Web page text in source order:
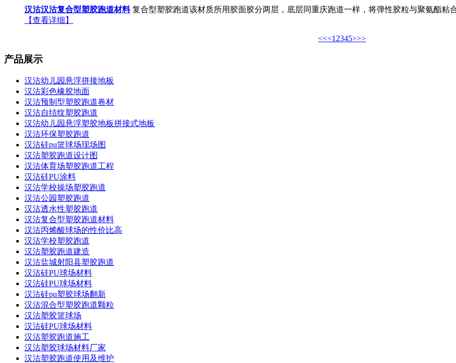
汉沽汉沽复合型塑胶跑道材料 复合型塑胶跑道该材质所用胶面胶分两层，底层同重庆跑道一样，将弹性胶粒与聚氨酯粘
【查看详细】
<<<1 2345>>>
产品展示
汉沽幼儿园悬浮拼接地板
汉沽彩色橡胶地面
汉沽预制型塑胶跑道卷材
汉沽自结纹塑胶跑道
汉沽幼儿园悬浮塑胶地板拼接式地板
汉沽环保塑胶跑道
汉沽硅pu篮球场现场图
汉沽塑胶跑道设计图
汉沽体育场塑胶跑道工程
汉沽硅PU涂料
汉沽学校操场塑胶跑道
汉沽公园塑胶跑道
汉沽透水性塑胶跑道
汉沽复合型塑胶跑道材料
汉沽丙烯酸球场的性价比高
汉沽学校塑胶跑道
汉沽塑胶跑道建造
汉沽盐城射阳县塑胶跑道
汉沽硅PU球场材料
汉沽硅PU球场材料
汉沽硅pu塑胶球场翻新
汉沽混合型塑胶跑道颗粒
汉沽塑胶篮球场
汉沽硅PU球场材料
汉沽塑胶跑道施工
汉沽塑胶球场材料厂家
汉沽塑胶跑道使用及维护